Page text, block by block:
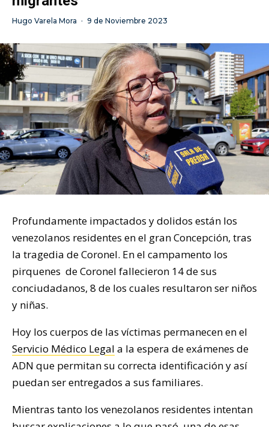
Hugo Varela Mora · 9 de Noviembre 2023
Profundamente impactados y dolidos están los
venezolanos residentes en el gran Concepción, tras
la tragedia de Coronel. En el campamento los
pirquenes de Coronel fallecieron 14 de sus
conciudadanos, 8 de los cuales resultaron ser niños
y niñas.
Hoy los cuerpos de las víctimas permanecen en el
Servicio Médico Legal a la espera de exámenes de
ADN que permitan su correcta identificación y así
puedan ser entregados a sus familiares.
Mientras tanto los venezolanos residentes intentan